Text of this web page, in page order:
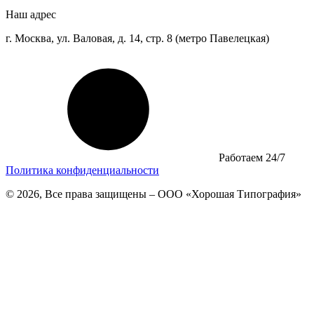
Наш адрес
г. Москва, ул. Валовая, д. 14, стр. 8 (метро Павелецкая)
Работаем 24/7
Политика конфиденциальности
© 2026, Все права защищены – ООО «Хорошая Типография»